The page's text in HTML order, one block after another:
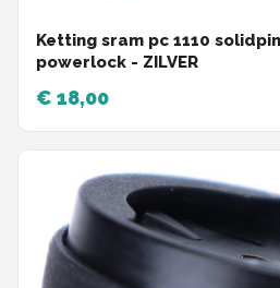
Ketting sram pc 1110
powerlock - ZILVER
€ 18,00